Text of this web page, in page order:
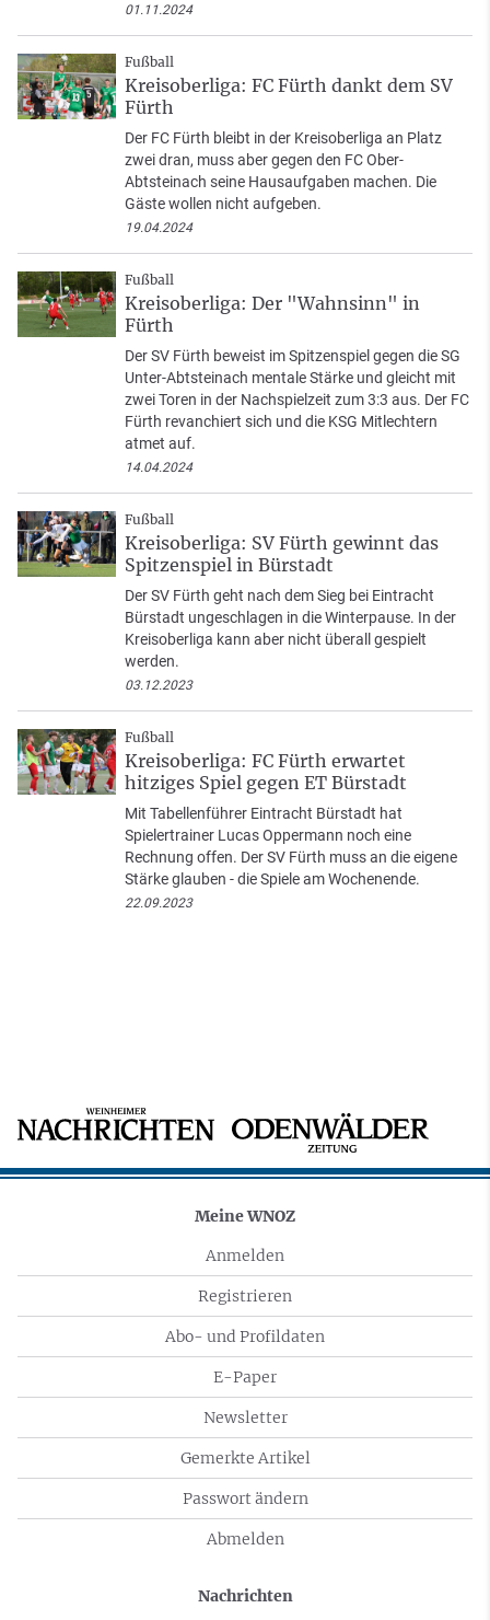
01.11.2024
Fußball
Kreisoberliga: FC Fürth dankt dem SV
Fürth
Der FC Fürth bleibt in der Kreisoberliga an Platz
zwei dran, muss aber gegen den FC Ober-
Abtsteinach seine Hausaufgaben machen. Die
Gäste wollen nicht aufgeben.
19.04.2024
Fußball
Kreisoberliga: Der "Wahnsinn" in
Fürth
Der SV Fürth beweist im Spitzenspiel gegen die SG
Unter-Abtsteinach mentale Stärke und gleicht mit
zwei Toren in der Nachspielzeit zum 3:3 aus. Der FC
Fürth revanchiert sich und die KSG Mitlechtern
atmet auf.
14.04.2024
Fußball
Kreisoberliga: SV Fürth gewinnt das
Spitzenspiel in Bürstadt
Der SV Fürth geht nach dem Sieg bei Eintracht
Bürstadt ungeschlagen in die Winterpause. In der
Kreisoberliga kann aber nicht überall gespielt
werden.
03.12.2023
Fußball
Kreisoberliga: FC Fürth erwartet
hitziges Spiel gegen ET Bürstadt
Mit Tabellenführer Eintracht Bürstadt hat
Spielertrainer Lucas Oppermann noch eine
Rechnung offen. Der SV Fürth muss an die eigene
Stärke glauben - die Spiele am Wochenende.
22.09.2023
Meine WNOZ
Anmelden
Registrieren
Abo- und Profildaten
E-Paper
Newsletter
Gemerkte Artikel
Passwort ändern
Abmelden
Nachrichten